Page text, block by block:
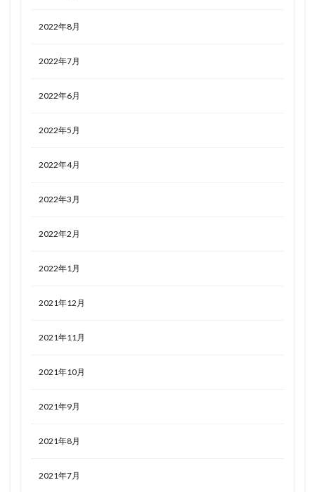
2022年8月
2022年7月
2022年6月
2022年5月
2022年4月
2022年3月
2022年2月
2022年1月
2021年12月
2021年11月
2021年10月
2021年9月
2021年8月
2021年7月